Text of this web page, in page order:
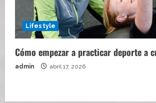
Lifestyle
Cómo empezar a practicar deporte a
admin abril 17, 2026